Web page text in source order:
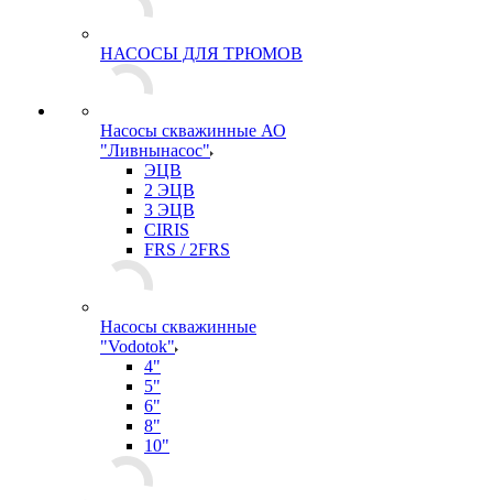
НАСОСЫ ДЛЯ ТРЮМОВ
Насосы скважинные АО
"Ливнынасос"
ЭЦВ
2 ЭЦВ
3 ЭЦВ
CIRIS
FRS / 2FRS
Насосы скважинные
"Vodotok"
4"
5"
6"
8"
10"